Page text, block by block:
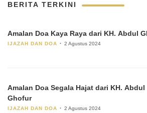
BERITA TERKINI
Amalan Doa Kaya Raya dari KH. Abdul
IJAZAH DAN DOA 2 Agustus 2024
Amalan Doa Segala Hajat dari KH. Abdul
Ghofur
IJAZAH DAN DOA 2 Agustus 2024